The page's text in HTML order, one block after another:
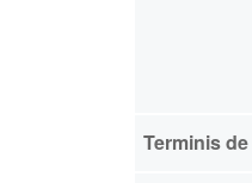
Terminis